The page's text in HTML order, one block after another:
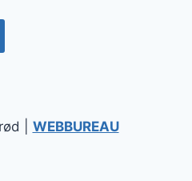
| WEBBUREAU